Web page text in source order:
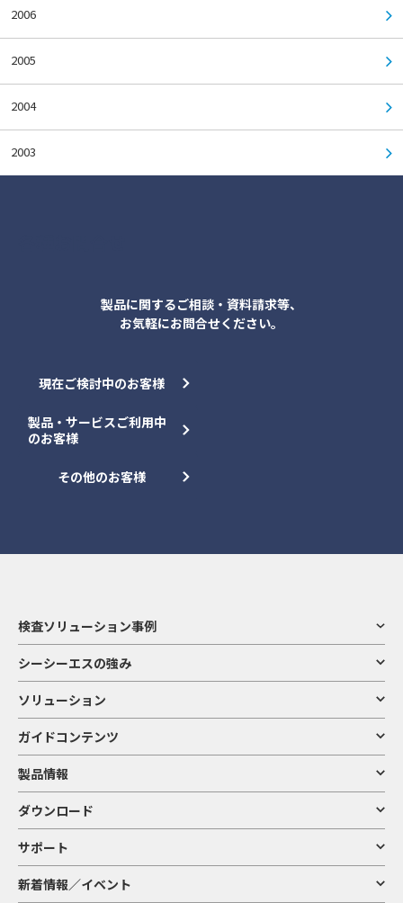
2006
2005
2004
2003
製品に関するご相談・資料請求等、
お気軽にお問合せください。
現在ご検討中のお客様
製品・サービスご利用中
のお客様
その他のお客様
検査ソリューション事例
シーシーエスの強み
ソリューション
ガイドコンテンツ
製品情報
ダウンロード
サポート
新着情報／イベント